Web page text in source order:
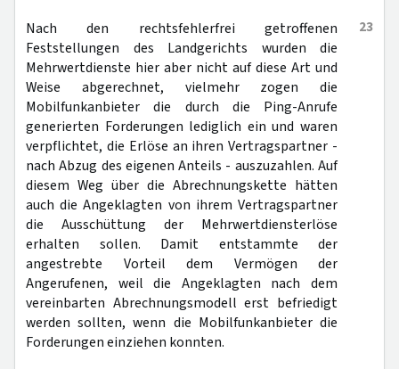
23
Nach den rechtsfehlerfrei getroffenen
Feststellungen des Landgerichts wurden die
Mehrwertdienste hier aber nicht auf diese Art und
Weise abgerechnet, vielmehr zogen die
Mobilfunkanbieter die durch die Ping-Anrufe
generierten Forderungen lediglich ein und waren
verpflichtet, die Erlöse an ihren Vertragspartner -
nach Abzug des eigenen Anteils - auszuzahlen. Auf
diesem Weg über die Abrechnungskette hätten
auch die Angeklagten von ihrem Vertragspartner
die Ausschüttung der Mehrwertdiensterlöse
erhalten sollen. Damit entstammte der
angestrebte Vorteil dem Vermögen der
Angerufenen, weil die Angeklagten nach dem
vereinbarten Abrechnungsmodell erst befriedigt
werden sollten, wenn die Mobilfunkanbieter die
Forderungen einziehen konnten.